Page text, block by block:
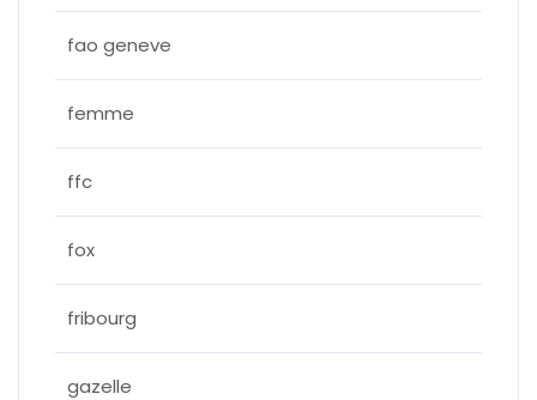
fao geneve
femme
ffc
fox
fribourg
gazelle